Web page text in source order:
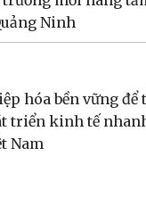
Ninh
hóa bền vững để
triển kinh tế
Nam